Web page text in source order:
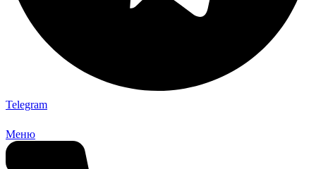
Telegram
Меню